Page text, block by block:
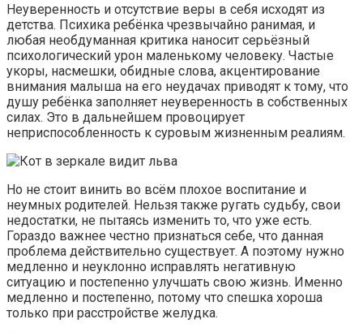
Неуверенность и отсутствие веры в себя исходят из
детства. Психика ребёнка чрезвычайно ранимая, и
любая необдуманная критика наносит серьёзный
психологический урон маленькому человеку. Частые
укоры, насмешки, обидные слова, акцентирование
внимания малыша на его неудачах приводят к тому, что
душу ребёнка заполняет неуверенность в собственных
силах. Это в дальнейшем провоцирует
неприспособленность к суровым жизненным реалиям.
Но не стоит винить во всём плохое воспитание и
неумных родителей. Нельзя также ругать судьбу, свои
недостатки, не пытаясь изменить то, что уже есть.
Гораздо важнее честно признаться себе, что данная
проблема действительно существует. А поэтому нужно
медленно и неуклонно исправлять негативную
ситуацию и постепенно улучшать свою жизнь. Именно
медленно и постепенно, потому что спешка хороша
только при расстройстве желудка.